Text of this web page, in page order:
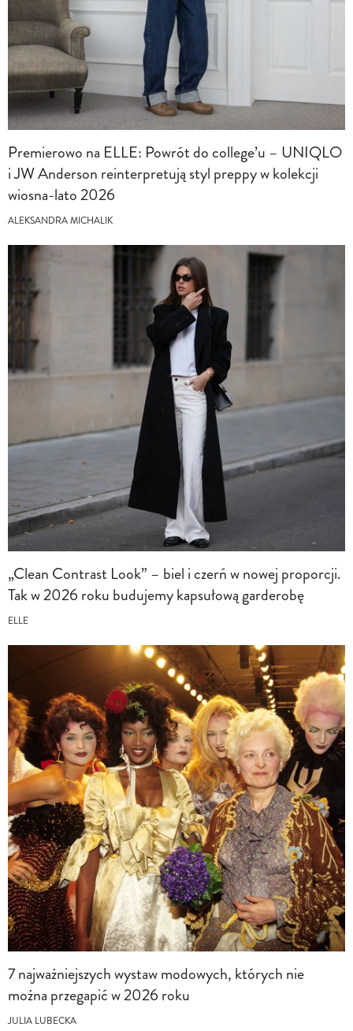
Premierowo na ELLE: Powrót do college’u – UNIQLO
i JW Anderson reinterpretują styl preppy w kolekcji
wiosna-lato 2026
ALEKSANDRA MICHALIK
„Clean Contrast Look” – biel i czerń w nowej proporcji.
Tak w 2026 roku budujemy kapsułową garderobę
ELLE
7 najważniejszych wystaw modowych, których nie
można przegapić w 2026 roku
JULIA LUBECKA